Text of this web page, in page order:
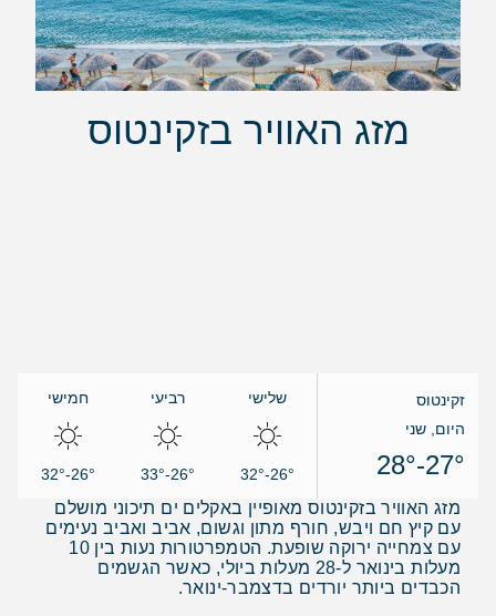
מזג האוויר בזקינטוס
זקינטוס
היום, שני
27°-28°
שלישי
26°-32°
רביעי
26°-33°
חמישי
26°-32°
מזג האוויר בזקינטוס מאופיין באקלים ים תיכוני מושלם
עם קיץ חם ויבש, חורף מתון וגשום, אביב ואביב נעימים
עם צמחייה ירוקה שופעת. הטמפרטורות נעות בין 10
מעלות בינואר ל-28 מעלות ביולי, כאשר הגשמים
הכבדים ביותר יורדים בדצמבר-ינואר.